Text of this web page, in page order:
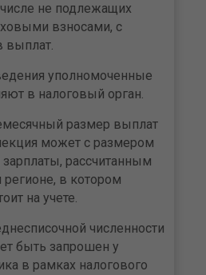
не подлежащих
взносами, с
выплат.
уполномоченные
в налоговый орган.
размер выплат
может с размером
рассчитанным
регионе, в котором
на учете.
численности
быть запрошен у
в рамках налогового